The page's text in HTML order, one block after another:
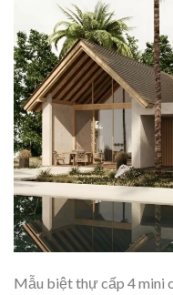
Mẫu biệt thự cấp 4 mini